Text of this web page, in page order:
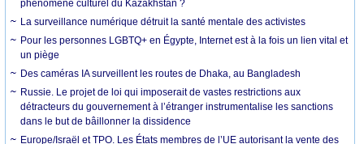
phénomène culturel du Kazakhstan ?
La surveillance numérique détruit la santé mentale des activistes
Pour les personnes LGBTQ+ en Égypte, Internet est à la fois un lien vital et
un piège
Des caméras IA surveillent les routes de Dhaka, au Bangladesh
Russie. Le projet de loi qui imposerait de vastes restrictions aux
détracteurs du gouvernement à l’étranger instrumentalise les sanctions
dans le but de bâillonner la dissidence
Europe/Israël et TPO. Les États membres de l’UE autorisant la vente des